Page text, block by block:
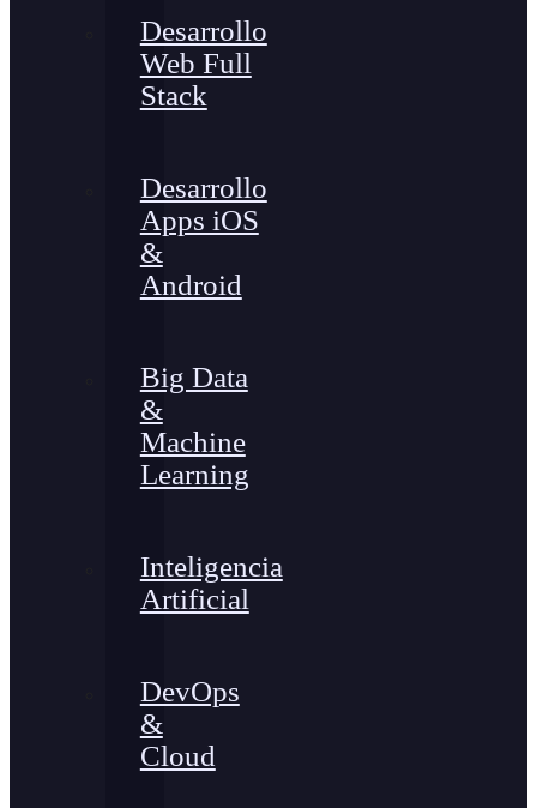
Desarrollo
Web Full
Stack
Desarrollo
Apps iOS
&
Android
Big Data
&
Machine
Learning
Inteligencia
Artificial
DevOps
&
Cloud